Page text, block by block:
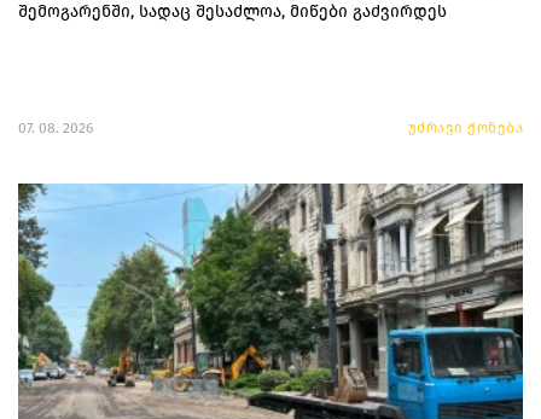
შემოგარენში, სადაც შესაძლოა, მიწები გაძვირდეს
07. 08. 2026 უძრავი ქონება